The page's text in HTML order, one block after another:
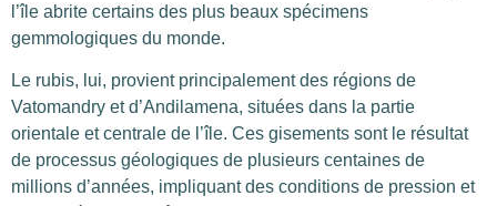
l’île abrite certains des plus beaux spécimens
gemmologiques du monde.
Le rubis, lui, provient principalement des régions de
Vatomandry et d’Andilamena, situées dans la partie
orientale et centrale de l’île. Ces gisements sont le résultat
de processus géologiques de plusieurs centaines de
millions d’années, impliquant des conditions de pression et